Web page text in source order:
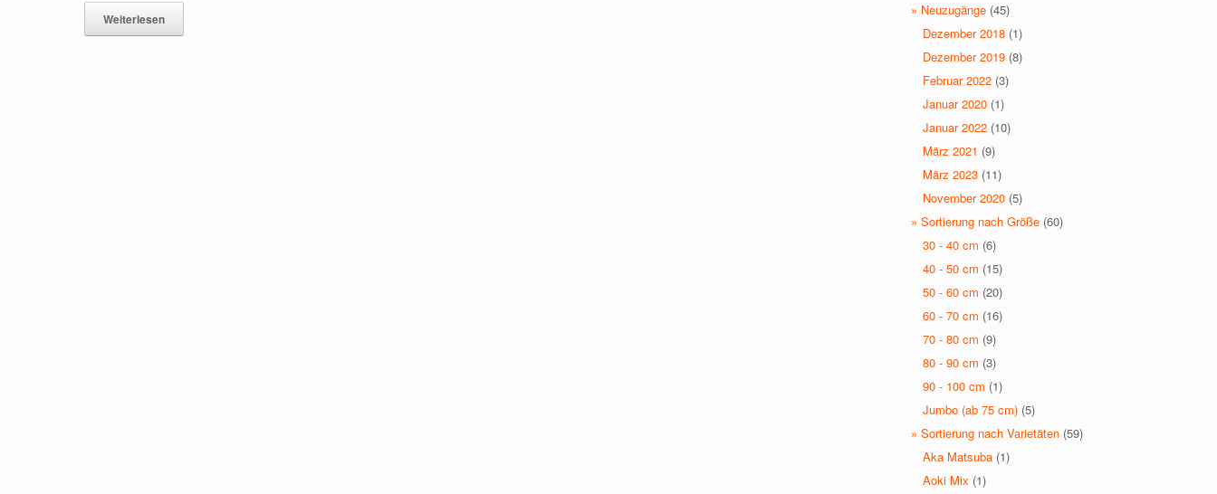
Weiterlesen
» Neuzugänge (45)
Dezember 2018 (1)
Dezember 2019 (8)
Februar 2022 (3)
Januar 2020 (1)
Januar 2022 (10)
März 2021 (9)
März 2023 (11)
November 2020 (5)
» Sortierung nach Größe (60)
30 - 40 cm (6)
40 - 50 cm (15)
50 - 60 cm (20)
60 - 70 cm (16)
70 - 80 cm (9)
80 - 90 cm (3)
90 - 100 cm (1)
Jumbo (ab 75 cm) (5)
» Sortierung nach Varietäten (59)
Aka Matsuba (1)
Aoki Mix (1)